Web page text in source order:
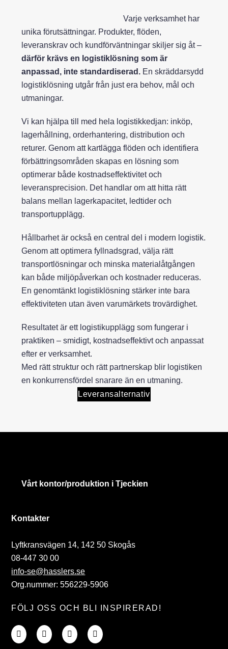
Varje verksamhet har
unika förutsättningar. Produkter, flöden,
leveranskrav och kundförväntningar skiljer sig åt –
därför krävs en logistiklösning som är
anpassad, inte standardiserad. En skräddarsydd
logistiklösning utgår från just era behov, mål och
utmaningar.
Vi kan hjälpa till med hela logistikkedjan: inköp,
lagerhållning, orderhantering, distribution och
returer. Genom att kartlägga flöden och identifiera
förbättringsområden skapas en lösning som
optimerar både kostnadseffektivitet och
leveransprecision. Det handlar om att hitta rätt
balans mellan lagerkapacitet, ledtider och
transportupplägg.
Hållbarhet är också en central del i modern logistik.
Genom att optimera fyllnadsgrad, välja rätt
transportlösningar och minska materialåtgången
kan både miljöpåverkan och kostnader reduceras.
En genomtänkt logistiklösning stärker inte bara
effektiviteten utan även varumärkets trovärdighet.
Resultatet är ett logistikupplägg som fungerar i
praktiken – smidigt, kostnadseffektivt och anpassat
efter er verksamhet.
Med rätt struktur och rätt partnerskap blir logistiken
en konkurrensfördel snarare än en utmaning.
Leveransalternativ
Vårt kontor/produktion i Tjeckien
Kontakter
Lyftkransvägen 14, 142 50 Skogås
08-447 30 00
info-se@hasslers.se
Org.nummer: 556229-5906
FÖLJ OSS OCH BLI INSPIRERAD!